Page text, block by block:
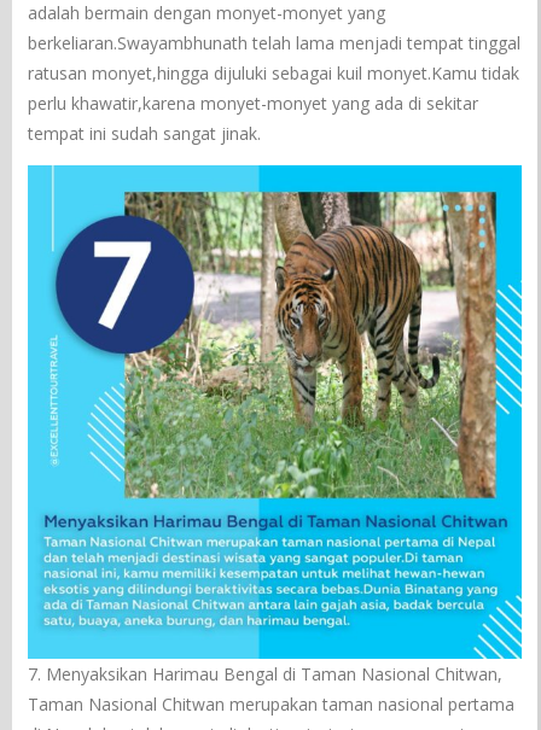
adalah bermain dengan monyet-monyet yang
berkeliaran.Swayambhunath telah lama menjadi tempat tinggal
ratusan monyet,hingga dijuluki sebagai kuil monyet.Kamu tidak
perlu khawatir,karena monyet-monyet yang ada di sekitar
tempat ini sudah sangat jinak.
7. Menyaksikan Harimau Bengal di Taman Nasional Chitwan,
Taman Nasional Chitwan merupakan taman nasional pertama